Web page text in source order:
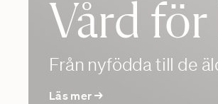
Vård
Från nyfödda till de
Läs mer →